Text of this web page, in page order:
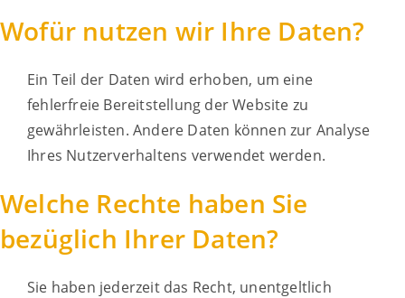
Wofür nutzen wir Ihre Daten?
Ein Teil der Daten wird erhoben, um eine
fehlerfreie Bereitstellung der Website zu
gewährleisten. Andere Daten können zur Analyse
Ihres Nutzerverhaltens verwendet werden.
Welche Rechte haben Sie
bezüglich Ihrer Daten?
Sie haben jederzeit das Recht, unentgeltlich